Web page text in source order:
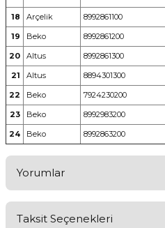
18
Arçelik 8992861100
19
Beko 8992861200
20
Altus 8992861300
21
Altus 8894301300
22
Beko 7924230200
23
Beko 8992983200
24
Beko 8992863200
Yorumlar
Taksit Seçenekleri